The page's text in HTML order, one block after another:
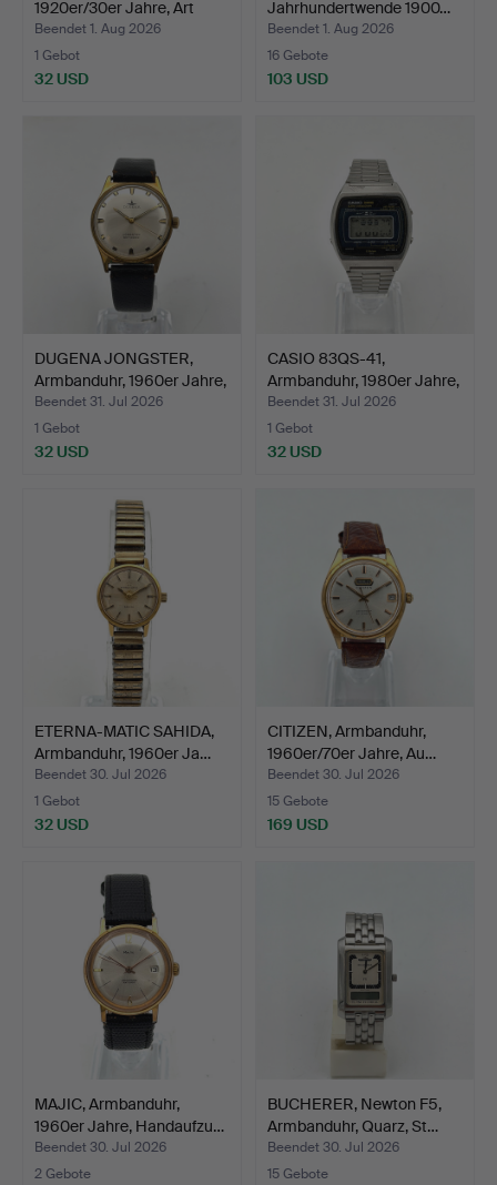
1920er/30er Jahre, Art
déco, H…
Beendet 1. Aug 2026
1 Gebot
32 USD
Jahrhundertwende 1900…
Beendet 1. Aug 2026
16 Gebote
103 USD
DUGENA JONGSTER,
Armbanduhr, 1960er Jahre,
…
Beendet 31. Jul 2026
1 Gebot
32 USD
CASIO 83QS-41,
Armbanduhr, 1980er Jahre,
Q…
Beendet 31. Jul 2026
1 Gebot
32 USD
ETERNA-MATIC SAHIDA,
Armbanduhr, 1960er Ja…
Beendet 30. Jul 2026
1 Gebot
32 USD
CITIZEN, Armbanduhr,
1960er/70er Jahre, Au…
Beendet 30. Jul 2026
15 Gebote
169 USD
MAJIC, Armbanduhr,
1960er Jahre, Handaufzu…
Beendet 30. Jul 2026
2 Gebote
BUCHERER, Newton F5,
Armbanduhr, Quarz, St…
Beendet 30. Jul 2026
15 Gebote